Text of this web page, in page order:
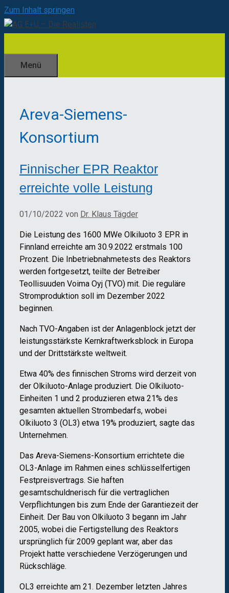
Zum Inhalt springen
Menü
Areva-Siemens-
Konsortium
Finnischer EPR Reaktor
erreichte volle Leistung
01/10/2022 von Dr. Klaus Tägder
Die Leistung des 1600 MWe Olkiluoto 3 EPR in
Finnland erreichte am 30.9.2022 erstmals 100
Prozent. Die Inbetriebnahmetests des Reaktors
werden fortgesetzt, teilte der Betreiber
Teollisuuden Voima Oyj (TVO) mit. Die reguläre
Stromproduktion soll im Dezember 2022
beginnen.
Nach TVO-Angaben ist der Anlagenblock jetzt der
leistungsstärkste Kernkraftwerksblock in Europa
und der Drittstärkste weltweit.
Etwa 40% des finnischen Stroms wird derzeit von
der Olkiluoto-Anlage produziert. Die Olkiluoto-
Einheiten 1 und 2 produzieren etwa 21% des
gesamten aktuellen Strombedarfs, wobei
Olkiluoto 3 (OL3) etwa 19% produziert, sagte das
Unternehmen.
Das Areva-Siemens-Konsortium errichtete die
OL3-Anlage im Rahmen eines schlüsselfertigen
Festpreisvertrags. Sie haften
gesamtschuldnerisch für die vertraglichen
Verpflichtungen bis zum Ende der Garantiezeit der
Einheit. Der Bau von Olkiluoto 3 begann im Jahr
2005, wobei die Fertigstellung des Reaktors
ursprünglich für 2009 geplant war, aber das
Projekt hatte verschiedene Verzögerungen und
Rückschläge.
OL3 erreichte am 21. Dezember letzten Jahres